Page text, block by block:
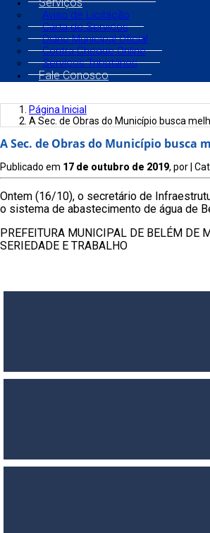
Aviso de Licitação
Carta de Serviços
Diário Municipal Oficial
Contra Cheque Online
Serviços Tributários
Fale Conosco
Página Inicial
A Sec. de Obras do Município busca
A Sec. de Obras do Município
Publicado em 17 de outubro de 2019, por |
Ontem (16/10), o secretário de
o sistema de abastecimento de água de
PREFEITURA MUNICIPAL DE BELÉM DE
SERIEDADE E TRABALHO